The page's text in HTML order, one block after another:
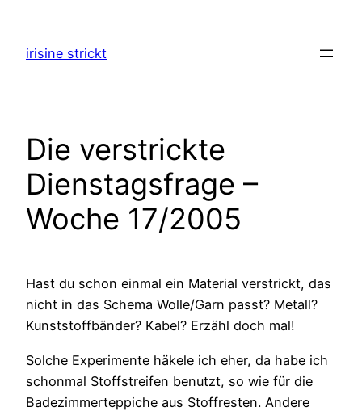
springen
irisine strickt
Die verstrickte
Dienstagsfrage –
Woche 17/2005
Hast du schon einmal ein Material verstrickt, das
nicht in das Schema Wolle/Garn passt? Metall?
Kunststoffbänder? Kabel? Erzähl doch mal!
Solche Experimente häkele ich eher, da habe ich
schonmal Stoffstreifen benutzt, so wie für die
Badezimmerteppiche aus Stoffresten. Andere